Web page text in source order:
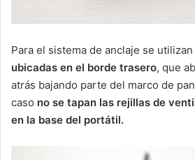
Para el sistema de anclaje se utilizan
ubicadas en el borde trasero, que
atrás bajando parte del marco de
caso no se tapan las rejillas de
en la base del portátil.